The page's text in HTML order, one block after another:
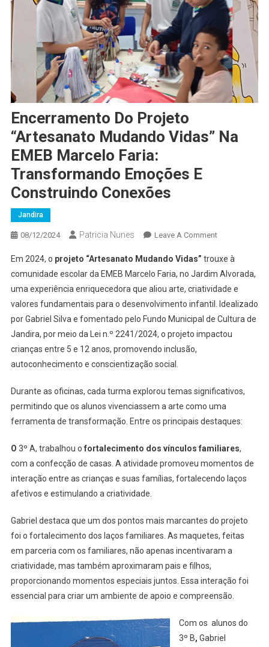
Encerramento Do Projeto
“Artesanato Mudando Vidas” Na
EMEB Marcelo Faria:
Transformando Emoções E
Construindo Conexões
Jandira
08/12/2024 Patricia Nunes Leave A CommentOn
Do
Projeto
“Artesanato
Mudando
Vidas”
Na
Construindo
Em 2024, o projeto “Artesanato Mudando Vidas” trouxe à
comunidade escolar da EMEB Marcelo Faria, no Jardim Alvorada,
uma experiência enriquecedora que aliou arte, criatividade e
valores fundamentais para o desenvolvimento infantil. Idealizado
por Gabriel Silva e fomentado pelo Fundo Municipal de Cultura de
Jandira, por meio da Lei n.º 2241/2024, o projeto impactou
crianças entre 5 e 12 anos, promovendo inclusão,
autoconhecimento e conscientização social.
Durante as oficinas, cada turma explorou temas significativos,
permitindo que os alunos vivenciassem a arte como uma
ferramenta de transformação. Entre os principais destaques:
O 3º A, trabalhou o fortalecimento dos vínculos familiares,
com a confecção de casas. A atividade promoveu momentos de
interação entre as crianças e suas famílias, fortalecendo laços
afetivos e estimulando a criatividade.
Gabriel destaca que um dos pontos mais marcantes do projeto
foi o fortalecimento dos laços familiares. As maquetes, feitas
em parceria com os familiares, não apenas incentivaram a
criatividade, mas também aproximaram pais e filhos,
proporcionando momentos especiais juntos. Essa interação foi
essencial para criar um ambiente de apoio e compreensão.
Com os alunos do
3º B, Gabriel